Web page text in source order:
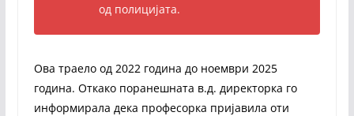
од полицијата.
Ова траело од 2022 година до ноември 2025
година. Откако поранешната в.д. директорка го
информирала дека професорка пријавила оти